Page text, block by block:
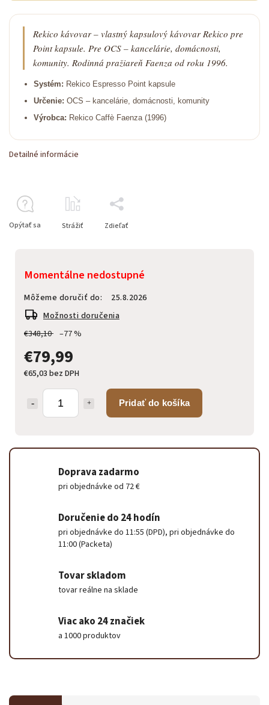
€348,10 –77 %
€79,99
€65,03 bez DPH
Pridať do košíka
Momentálne nedostupné
Môžeme doručiť do:
25.8.2026
Možnosti doručenia
Rekico kávovar – vlastný kapsulový kávovar Rekico pre
Point kapsule. Pre OCS – kancelárie, domácnosti,
komunity. Rodinná pražiareň Faenza od roku 1996.
Systém: Rekico Espresso Point kapsule
Určenie: OCS – kancelárie, domácnosti, komunity
Výrobca: Rekico Caffè Faenza (1996)
Detailné informácie
Opýtať sa Strážiť Zdieľať
Doprava zadarmo
pri objednávke od 72 €
Doručenie do 24 hodín
pri objednávke do 11:55 (DPD), pri objednávke do
11:00 (Packeta)
Tovar skladom
tovar reálne na sklade
Viac ako 24 značiek
a 1000 produktov